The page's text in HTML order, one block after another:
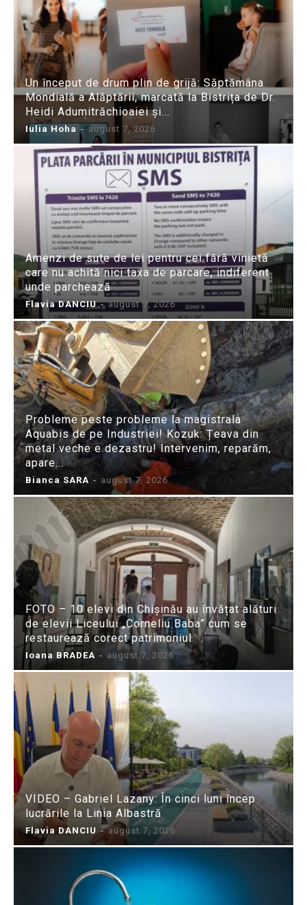
Un început de drum plin de grijă: Săptămâna
Mondială a Alăptării, marcată la Bistrița de Dr.
Heidi Adumitrăchioaiei și...
Iulia Hoha - august 7, 2026
Amenzi de sute de lei pentru cei fără vinietă
care nu achită nici taxa de parcare, indiferent
unde parchează
Flavia DANCIU - august 7, 2026
Probleme peste probleme la magistrala
Aquabis de pe Industriei! Kozuk: Țeava din
metal veche e dezastru! Intervenim, reparăm,
apare...
Bianca SARA - august 7, 2026
FOTO – 10 elevi din Chișinău au învățat alături
de elevii Liceului „Corneliu Baba” cum se
restaurează corect patrimoniul
Ioana BRADEA - august 7, 2026
VIDEO – Gabriel Lazany: În cinci luni încep
lucrările la Linia Albastră
Flavia DANCIU - august 7, 2026